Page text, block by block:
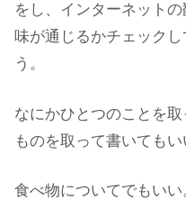
をし、インターネット
味が通じるかチェック
う。
なにかひとつのことを
ものを取って書いてもい
食べ物についてでもい